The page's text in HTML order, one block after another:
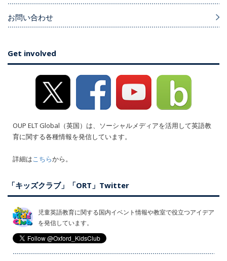
お問い合わせ
Get involved
OUP ELT Global（英国）は、ソーシャルメディアを活用して英語教
育に関する各種情報を発信しています。
詳細はこちらから。
「キッズクラブ」「ORT」Twitter
児童英語教育に関する国内イベント情報や教室で役立つアイデア
を発信しています。